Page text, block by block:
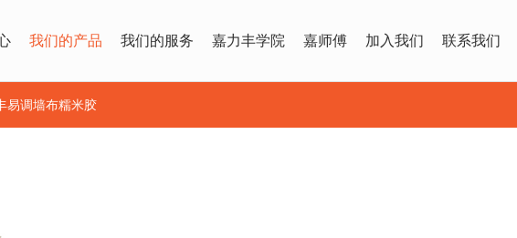
我们的产品 我们的服务 嘉力丰学院 嘉师傅 加入我们 联系我们
易调墙布糯米胶